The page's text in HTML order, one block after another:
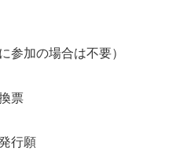
参加の場合は不要）
票
行願